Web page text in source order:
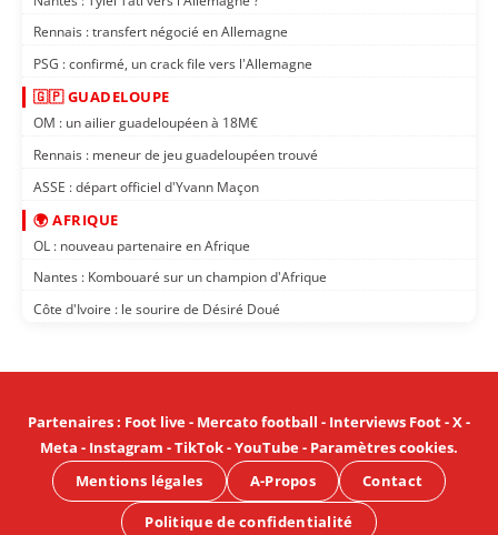
Rennais : transfert négocié en Allemagne
PSG : confirmé, un crack file vers l'Allemagne
🇬🇵 GUADELOUPE
OM : un ailier guadeloupéen à 18M€
Rennais : meneur de jeu guadeloupéen trouvé
ASSE : départ officiel d'Yvann Maçon
🌍 AFRIQUE
OL : nouveau partenaire en Afrique
Nantes : Kombouaré sur un champion d'Afrique
Côte d'Ivoire : le sourire de Désiré Doué
Partenaires: Foot live- Mercato football - Interviews Foot-X-
Meta - Instagram -TikTok-YouTube- Paramètres cookies.
Mentions légales
A-Propos Contact
Politique de confidentialité